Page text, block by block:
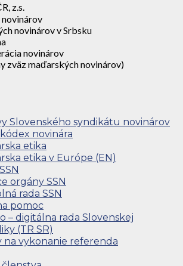
z.s.
novinárov
novinárov v Srbsku
novinárov
zväz maďarských novinárov)
Slovenského syndikátu novinárov
novinára
etika
etika v Európe (EN)
orgány SSN
rada SSN
pomoc
– digitálna rada Slovenskej
(TR SR)
na vykonanie referenda